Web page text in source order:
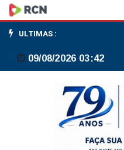
Garantia-
Safra:
veja
ULTIMAS :
09/08/2026 03:42